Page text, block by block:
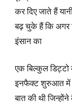
कर दिए जाते हैं
बढ़ चुके हैं कि अगर
इंसान का
एक बिल्कुल डिट्टो
इनफैक्ट शुरुआत में
बात की थी